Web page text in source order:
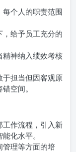
每个人的职责范围
给予员工充分的
精神纳入绩效考核
于担当但因客观原
空间。
工作流程，引入新
化水平。
管理等方面的培